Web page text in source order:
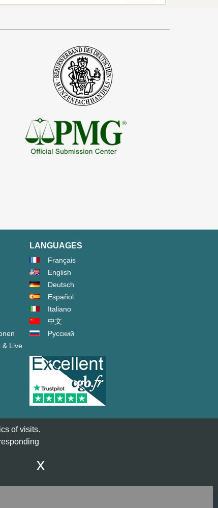
& Live
LANGUAGES
Français
English
Deutsch
Español
Italiano
中文
Русский
of visits.
x